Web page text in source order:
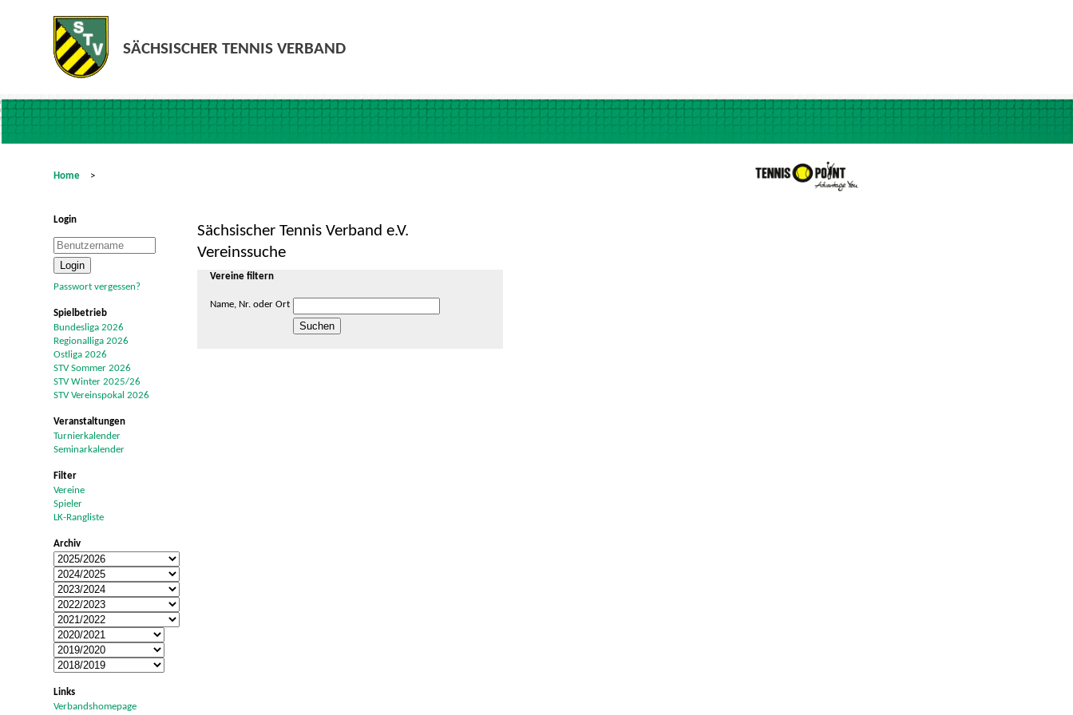
Home >
Login
Passwort vergessen?
Spielbetrieb
Bundesliga 2026
Regionalliga 2026
Ostliga 2026
STV Sommer 2026
STV Winter 2025/26
STV Vereinspokal 2026
Veranstaltungen
Turnierkalender
Seminarkalender
Filter
Vereine
Spieler
LK-Rangliste
Archiv
Links
Verbandshomepage
Sächsischer Tennis Verband e.V.
Vereinssuche
Vereine filtern
Name, Nr. oder Ort